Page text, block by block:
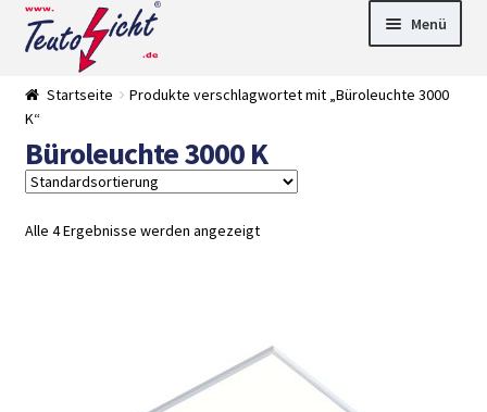
Zur
Navigation
springen
Springe
zum
Menü
► LED Panel
►
Startseite
Produkte verschlagwortet mit „Büroleuchte 3000
K“
Büroleuchte 3000 K
Alle 4 Ergebnisse werden angezeigt